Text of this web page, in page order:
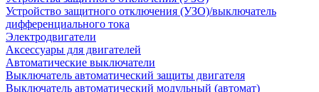
Устройство защитного отключения (УЗО)/выключатель
дифференциального тока
Электродвигатели
Аксессуары для двигателей
Автоматические выключатели
Выключатель автоматический защиты двигателя
Выключатель автоматический модульный (автомат)